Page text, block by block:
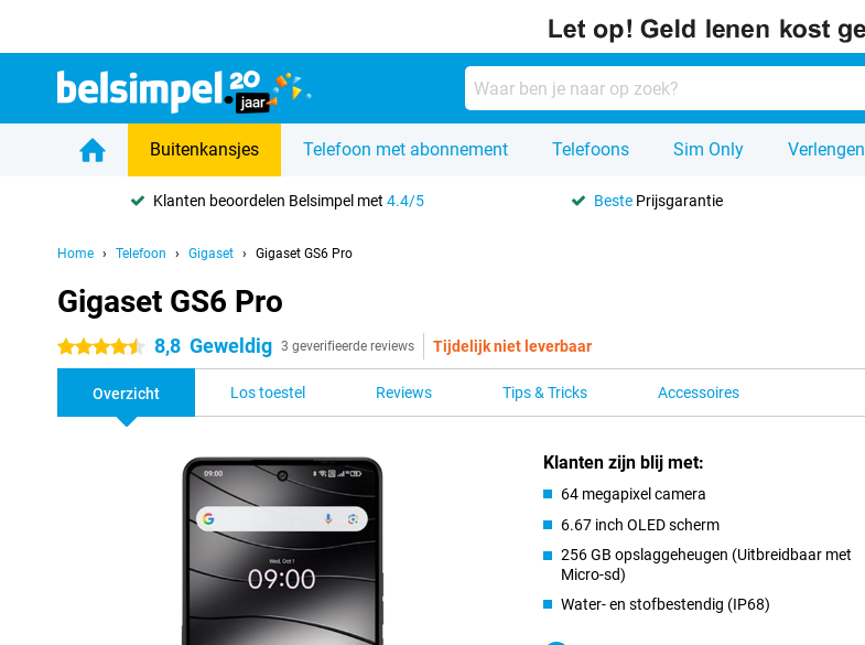
Buitenkansjes Telefoon met abonnement Telefoons Sim Only Verlengen
Klanten beoordelen Belsimpel met4.4/5 Beste Prijsgarantie
Home Telefoon Gigaset Gigaset GS6 Pro
Gigaset GS6 Pro
4.5 sterren 8,8 Geweldig 3 geverifieerde reviews Tijdelijk niet leverbaar
Overzicht Los toestel Reviews Tips & Tricks Accessoires
Klanten zijn blij met:
64 megapixel camera
6.67 inch OLED scherm
256 GB opslaggeheugen (Uitbreidbaar met
Micro-sd)
Water- en stofbestendig (IP68)